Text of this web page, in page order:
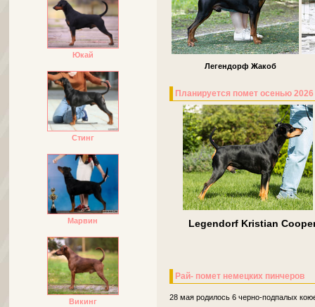
Юкай
Стинг
Марвин
Викинг
Легендорф Жакоб
Планируется помет осенью 2026
Legendorf Kristian
Рай- помет немецких пинчеров
28 мая родилось 6 черно-подпалых